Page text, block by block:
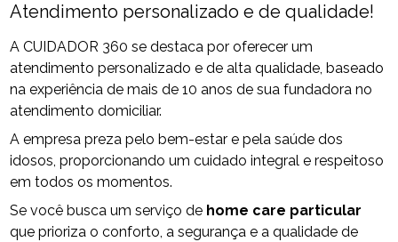
Atendimento personalizado e de qualidade!
A CUIDADOR 360 se destaca por oferecer um
atendimento personalizado e de alta qualidade, baseado
na experiência de mais de 10 anos de sua fundadora no
atendimento domiciliar.
A empresa preza pelo bem-estar e pela saúde dos
idosos, proporcionando um cuidado integral e respeitoso
em todos os momentos.
Se você busca um serviço de home care particular
que prioriza o conforto, a segurança e a qualidade de